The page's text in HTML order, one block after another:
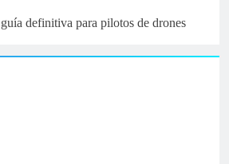
definitiva para pilotos de drones